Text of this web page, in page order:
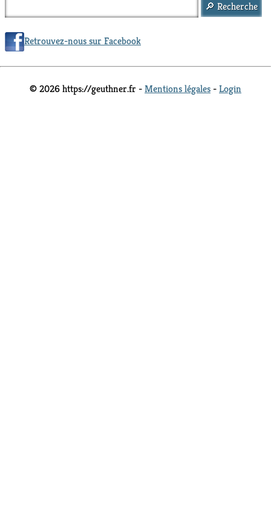
Retrouvez-nous sur Facebook
© 2026 https://geuthner.fr -Mentions légales -Login